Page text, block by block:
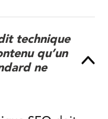
technique
qu’un
ne